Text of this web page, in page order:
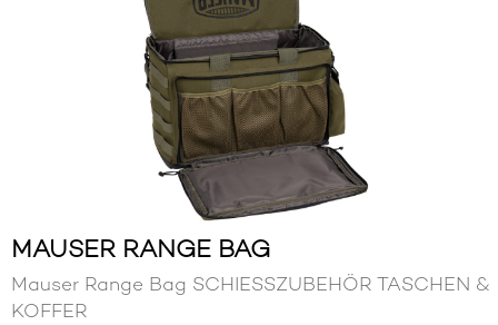
MAUSER RANGE BAG
Mauser Range Bag SCHIESSZUBEHÖR TASCHEN &
KOFFER